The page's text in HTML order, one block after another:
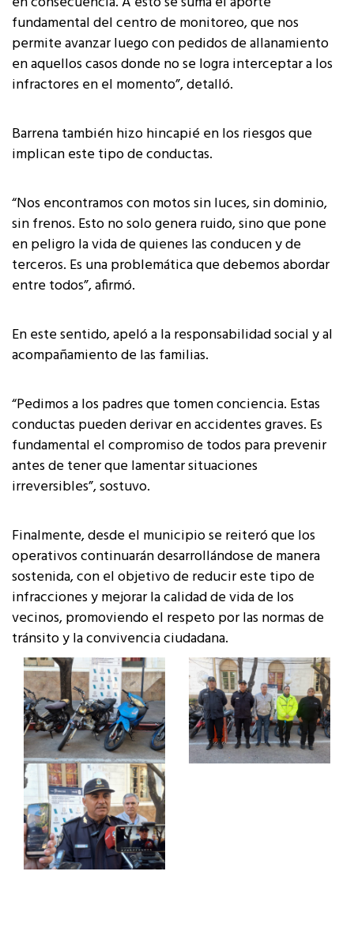
fundamental del centro de monitoreo, que nos
permite avanzar luego con pedidos de allanamiento
en aquellos casos donde no se logra interceptar a los
infractores en el momento”, detalló.
Barrena también hizo hincapié en los riesgos que
implican este tipo de conductas.
“Nos encontramos con motos sin luces, sin dominio,
sin frenos. Esto no solo genera ruido, sino que pone
en peligro la vida de quienes las conducen y de
terceros. Es una problemática que debemos abordar
entre todos”, afirmó.
En este sentido, apeló a la responsabilidad social y al
acompañamiento de las familias.
“Pedimos a los padres que tomen conciencia. Estas
conductas pueden derivar en accidentes graves. Es
fundamental el compromiso de todos para prevenir
antes de tener que lamentar situaciones
irreversibles”, sostuvo.
Finalmente, desde el municipio se reiteró que los
operativos continuarán desarrollándose de manera
sostenida, con el objetivo de reducir este tipo de
infracciones y mejorar la calidad de vida de los
vecinos, promoviendo el respeto por las normas de
tránsito y la convivencia ciudadana.